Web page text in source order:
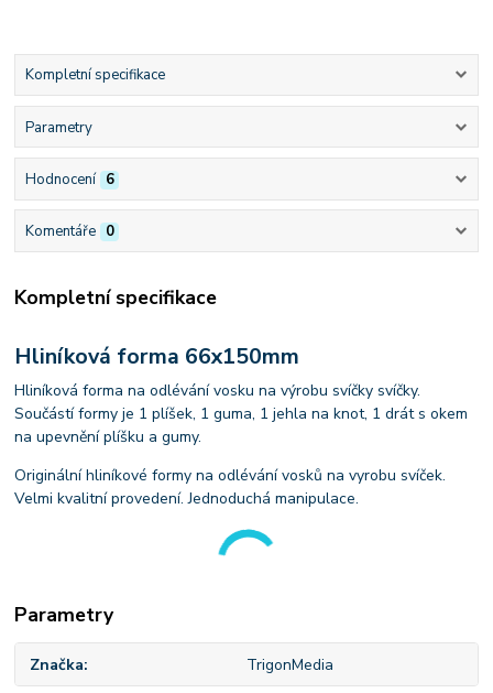
Kompletní specifikace
Parametry
Hodnocení 6
Komentáře 0
Kompletní specifikace
Hliníková forma 66x150mm
Hliníková forma na odlévání vosku na výrobu svíčky svíčky.
Součástí formy je 1 plíšek, 1 guma, 1 jehla na knot, 1 drát s okem
na upevnění plíšku a gumy.
Originální hliníkové formy na odlévání vosků na vyrobu svíček.
Velmi kvalitní provedení. Jednoduchá manipulace.
Parametry
Značka TrigonMedia